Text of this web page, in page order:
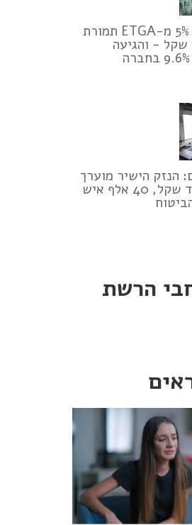
הראל רכשה 5% מ-ETGA תמורת
שקל - והגיעה
הנזק הישיר מוערך
ב-2 מיליארד שקל, 40 אלף איש
הרשת